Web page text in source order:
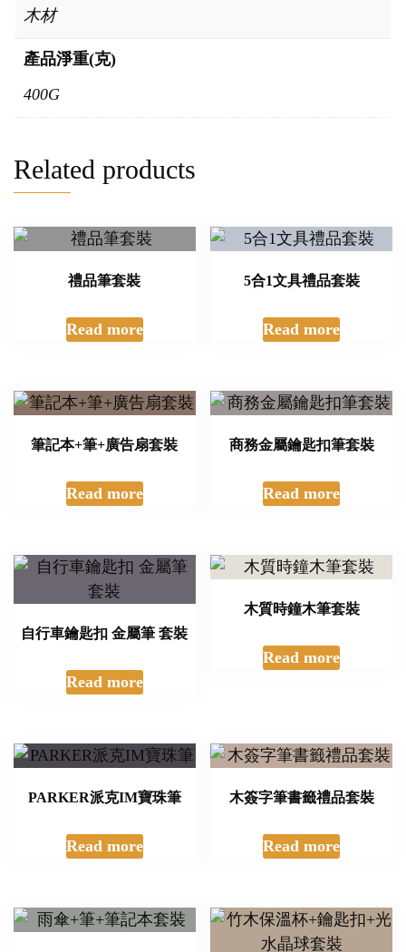
木材
產品淨重(克)
400G
Related products
禮品筆套裝
Read more
5合1文具禮品套裝
Read more
筆記本+筆+廣告扇套裝
Read more
商務金屬鑰匙扣筆套裝
Read more
自行車鑰匙扣 金屬筆 套裝
Read more
木質時鐘木筆套裝
Read more
PARKER派克IM寶珠筆
Read more
木簽字筆書籤禮品套裝
Read more